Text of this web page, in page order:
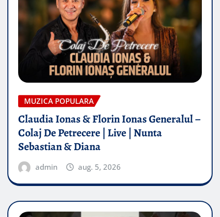
MUZICA POPULARA
Claudia Ionas & Florin Ionas Generalul –
Colaj De Petrecere | Live | Nunta
Sebastian & Diana
admin aug. 5, 2026